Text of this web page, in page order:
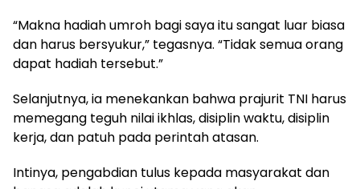
“Makna hadiah umroh bagi saya itu sangat luar biasa
dan harus bersyukur,” tegasnya. “Tidak semua orang
dapat hadiah tersebut.”
Selanjutnya, ia menekankan bahwa prajurit TNI harus
memegang teguh nilai ikhlas, disiplin waktu, disiplin
kerja, dan patuh pada perintah atasan.
Intinya, pengabdian tulus kepada masyarakat dan